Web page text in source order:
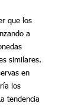
que los
a
similares.
en
los
tendencia